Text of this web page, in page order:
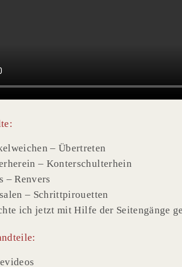
– Übertreten
– Konterschulterhein
– Renvers
– Schrittpirouetten
ich jetzt mit Hilfe der Seitengänge